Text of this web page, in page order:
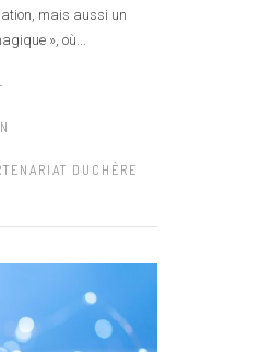
mais aussi un
», où...
DUCHÈRE